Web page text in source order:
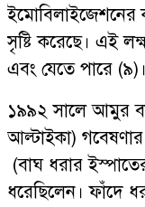
সৃষ্টি করেছে। এই
এবং যেতে পারে
১৯৯২ সালে আমুর বা
আল্টাইকা)
(বাঘ ধরার
ধরেছিলেন। ফাঁদে